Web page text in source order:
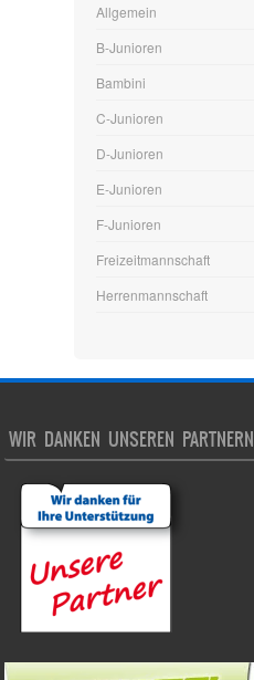
Allgemein
B-Junioren
Bambini
C-Junioren
D-Junioren
E-Junioren
F-Junioren
Freizeitmannschaft
Herrenmannschaft
WIR DANKEN UNSEREN PARTNERN